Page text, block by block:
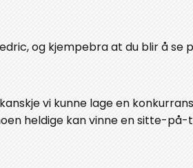
og kjempebra at du blir å se
vi kunne lage en
heldige kan vinne en sitte-